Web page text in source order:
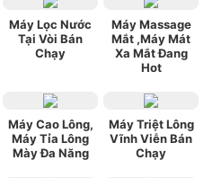
Máy Lọc Nước
Tại Vòi Bán
Chạy
Máy Massage
Mắt ,Máy Mát
Xa Mắt Đang
Hot
Máy Cao Lông,
Máy Tỉa Lông
Mày Đa Năng
Máy Triệt Lông
Vĩnh Viễn Bán
Chạy